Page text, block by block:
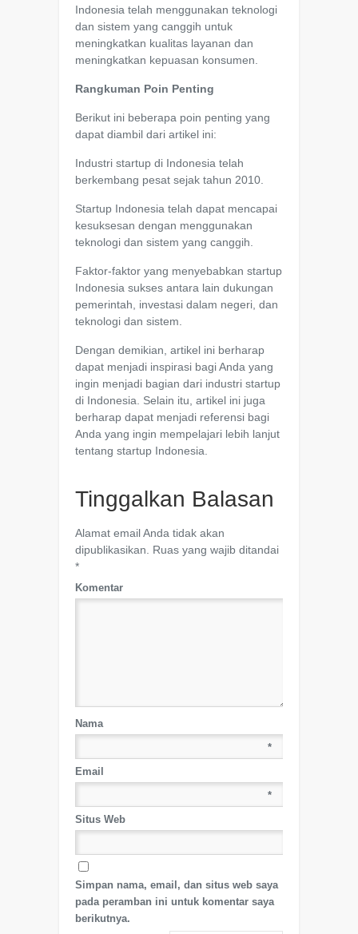
Indonesia telah menggunakan teknologi
dan sistem yang canggih untuk
meningkatkan kualitas layanan dan
meningkatkan kepuasan konsumen.
Rangkuman Poin Penting
Berikut ini beberapa poin penting yang
dapat diambil dari artikel ini:
Industri startup di Indonesia telah
berkembang pesat sejak tahun 2010.
Startup Indonesia telah dapat mencapai
kesuksesan dengan menggunakan
teknologi dan sistem yang canggih.
Faktor-faktor yang menyebabkan startup
Indonesia sukses antara lain dukungan
pemerintah, investasi dalam negeri, dan
teknologi dan sistem.
Dengan demikian, artikel ini berharap
dapat menjadi inspirasi bagi Anda yang
ingin menjadi bagian dari industri startup
di Indonesia. Selain itu, artikel ini juga
berharap dapat menjadi referensi bagi
Anda yang ingin mempelajari lebih lanjut
tentang startup Indonesia.
Tinggalkan Balasan
Alamat email Anda tidak akan
dipublikasikan.
Ruas yang wajib ditandai
*
Komentar
Nama
*
Email
*
Situs Web
Simpan nama, email, dan situs web saya
pada peramban ini untuk komentar saya
berikutnya.